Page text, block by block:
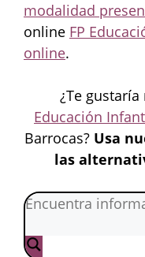
modalidad
online FP
online.
¿Te gustaría
Educación
Barrocas? Usa
las